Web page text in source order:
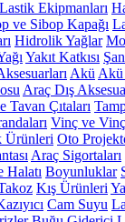
Lastik Ekipmanları
ve Sibop Kapağı
Hidrolik Yağlar
Yakıt Katkısı
Akü Akü
Araç Dış
Tavan Çıtaları
Vinç ve
Ürünleri Oto
Araç Sigortaları
Halatı Boyunluklar
Kış Ürünleri
Cam Suyu